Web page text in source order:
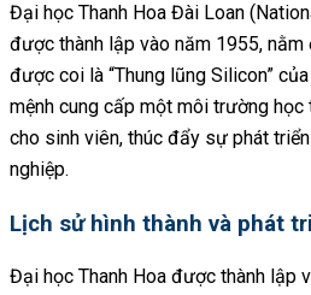
Đại học Thanh Hoa Đài Loan
được thành lập vào năm 1955, nằm
được coi là “Thung lũng Silicon”
mệnh cung cấp một môi trường
cho sinh viên, thúc đẩy sự phát
nghiệp.
Lịch sử hình thành và phát
Đại học Thanh Hoa được thành lập